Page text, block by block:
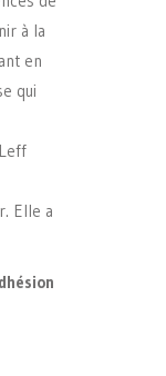
à la
en
qui
Elle a